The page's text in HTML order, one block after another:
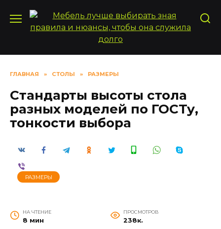
содержанию
ГЛАВНАЯ » СТОЛЫ » РАЗМЕРЫ
Стандарты высоты стола
разных моделей по ГОСТу,
тонкости выбора
РАЗМЕРЫ
НА ЧТЕНИЕ
8 мин
ПРОСМОТРОВ
238к.